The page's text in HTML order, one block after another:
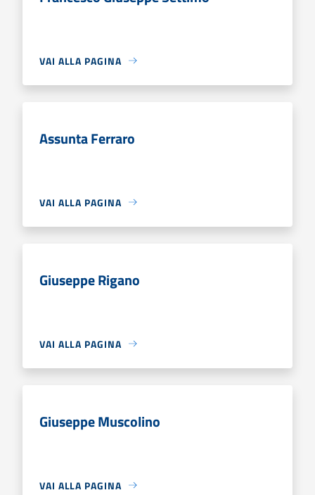
VAI ALLA PAGINA
Assunta Ferraro
VAI ALLA PAGINA
Giuseppe Rigano
VAI ALLA PAGINA
Giuseppe Muscolino
VAI ALLA PAGINA